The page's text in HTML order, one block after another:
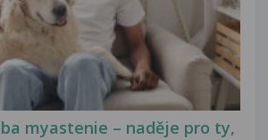
myastenie – naděje pro ty,